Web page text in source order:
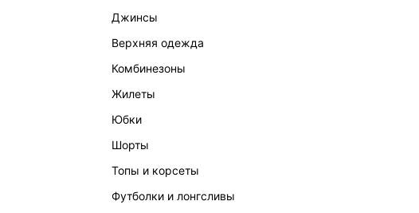
джинсы
верхняя одежда
комбинезоны
жилеты
юбки
шорты
топы и корсеты
футболки и лонгсливы